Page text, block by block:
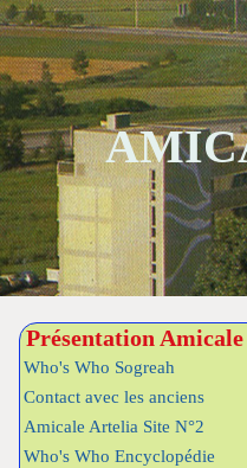
Présentation Amicale
Who's Who Sogreah
Contact avec les anciens
Amicale Artelia Site N°2
Who's Who Encyclopédie